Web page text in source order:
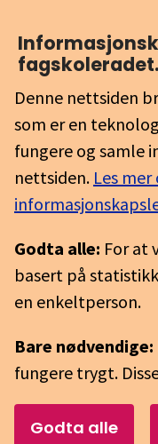
Denne nettsiden
som er en
fungere og samle
nettsiden. Les
Godta alle: For at
basert på
en enkeltperson.
Bare nødvendige:
fungere trygt.
Godta alle